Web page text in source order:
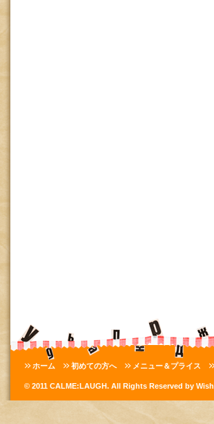
ホーム 初めての方へ メニュー＆プライス
© 2011 CALME:LAUGH. All Rights Reserved by Wish